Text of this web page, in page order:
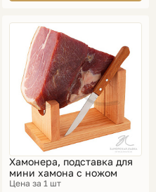
Хамонера, подставка для
мини хамона с ножом
Цена за 1 шт